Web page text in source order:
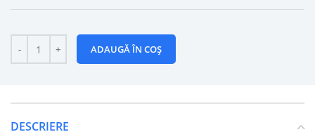
ADAUGĂ ÎN COȘ
DESCRIERE